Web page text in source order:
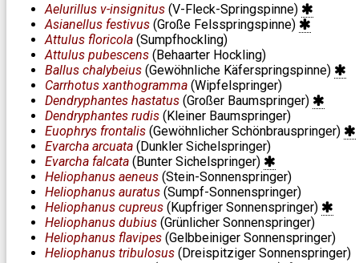
Aelurillus v-insignitus (V-Fleck-Springspinne)
Asianellus festivus (Große Felsspringspinne)
Attulus floricola (Sumpfhockling)
Attulus pubescens (Behaarter Hockling)
Ballus chalybeius (Gewöhnliche Käferspringspinne)
Carrhotus xanthogramma (Wipfelspringer)
Dendryphantes hastatus (Großer Baumspringer)
Dendryphantes rudis (Kleiner Baumspringer)
Euophrys frontalis (Gewöhnlicher Schönbrauspringer)
Evarcha arcuata (Dunkler Sichelspringer)
Evarcha falcata (Bunter Sichelspringer)
Heliophanus aeneus (Stein-Sonnenspringer)
Heliophanus auratus (Sumpf-Sonnenspringer)
Heliophanus cupreus (Kupfriger Sonnenspringer)
Heliophanus dubius (Grünlicher Sonnenspringer)
Heliophanus flavipes (Gelbbeiniger Sonnenspringer)
Heliophanus tribulosus (Dreispitziger Sonnenspringer)